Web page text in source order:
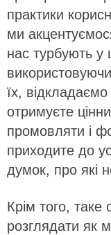
практики
ми
нас турбують у
їх,
отримуєте
промовляти і
приходите до
думок, про які
Крім того,
розглядати як